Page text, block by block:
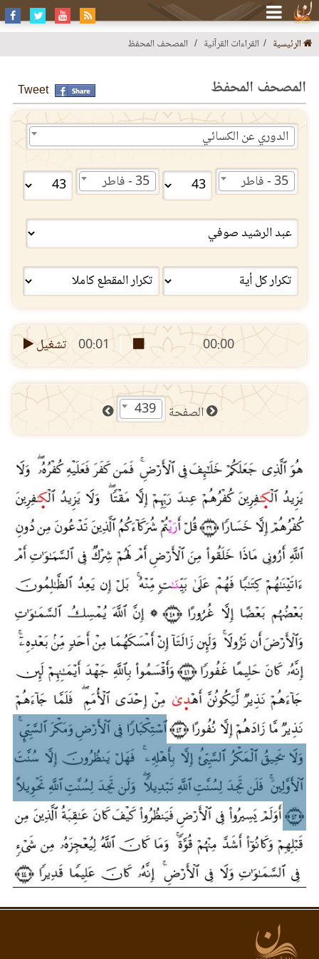
الرئيسية القراءات القرآنية المصحف المحفظ
المصحف المحفظ Tweet
الدوري عن الكسائي
35 - فاطر 35 - فاطر
00:00
00:01 تشغيل
الصفحة 439